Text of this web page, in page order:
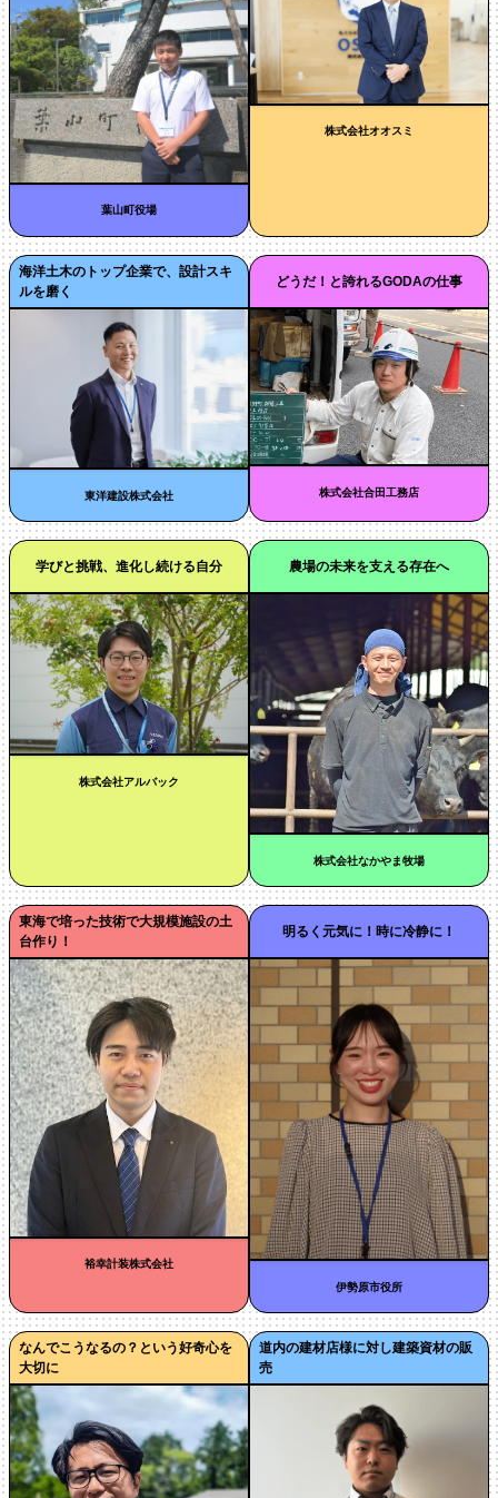
葉山町役場
株式会社オオスミ
海洋土木のトップ企業で、設計スキ
ルを磨く
東洋建設株式会社
どうだ！と誇れるGODAの仕事
株式会社合田工務店
学びと挑戦、進化し続ける自分
株式会社アルバック
農場の未来を支える存在へ
株式会社なかやま牧場
東海で培った技術で大規模施設の土
台作り！
裕幸計装株式会社
明るく元気に！時に冷静に！
伊勢原市役所
なんでこうなるの？という好奇心を
大切に
道内の建材店様に対し建築資材の販
売